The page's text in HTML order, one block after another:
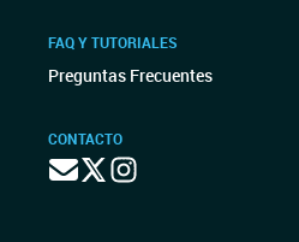
FAQ Y TUTORIALES
Preguntas Frecuentes
CONTACTO